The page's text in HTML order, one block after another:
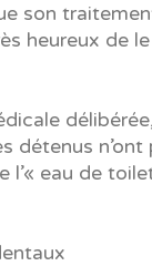
son
heureux de
détenus n’ont
l’« eau de